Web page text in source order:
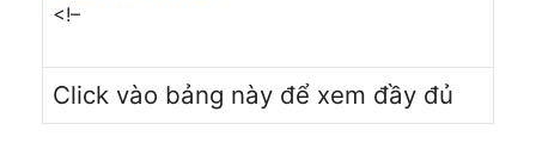
<!–
Click vào bảng này để xem đầy đủ